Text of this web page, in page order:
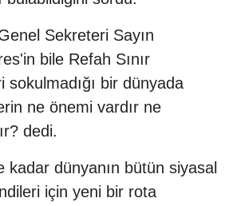
Sekreteri Sayın
bile Refah Sınır
sokulmadığı bir dünyada
ne önemi vardır ne
dedi.
kadar dünyanın bütün siyasal
için yeni bir rota